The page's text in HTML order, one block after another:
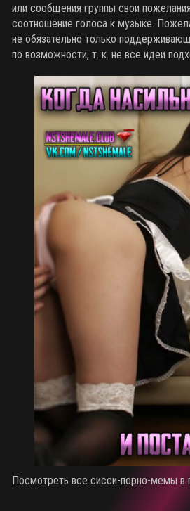
или сообщения группы свои
соотношение голоса к музыке.
не обязательно только
по возможности, т. к. не все идеи
Посмотреть все сисси-порно-мемы в